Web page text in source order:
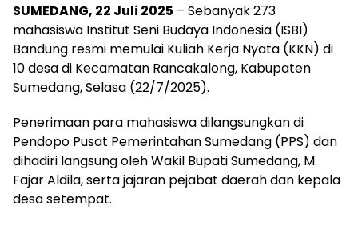
SUMEDANG, 22 Juli 2025 – Sebanyak 273
mahasiswa Institut Seni Budaya Indonesia (ISBI)
Bandung resmi memulai Kuliah Kerja Nyata (KKN) di
10 desa di Kecamatan Rancakalong, Kabupaten
Sumedang, Selasa (22/7/2025).
Penerimaan para mahasiswa dilangsungkan di
Pendopo Pusat Pemerintahan Sumedang (PPS) dan
dihadiri langsung oleh Wakil Bupati Sumedang, M.
Fajar Aldila, serta jajaran pejabat daerah dan kepala
desa setempat.